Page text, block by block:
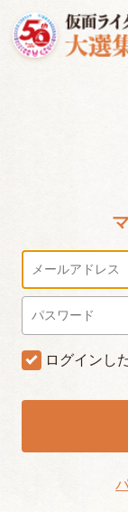
ログインし